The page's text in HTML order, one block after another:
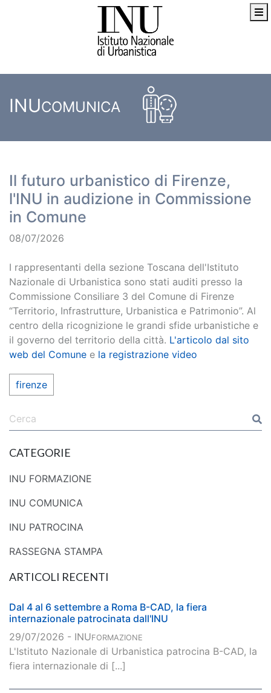
INUCOMUNICA
Il futuro urbanistico di Firenze,
l'INU in audizione in Commissione
in Comune
08/07/2026
I rappresentanti della sezione Toscana dell'Istituto
Nazionale di Urbanistica sono stati auditi presso la
Commissione Consiliare 3 del Comune di Firenze
“Territorio, Infrastrutture, Urbanistica e Patrimonio”. Al
centro della ricognizione le grandi sfide urbanistiche e
il governo del territorio della città. L'articolo dal sito
web del Comune e la registrazione video
firenze
CATEGORIE
INU FORMAZIONE
INU COMUNICA
INU PATROCINA
RASSEGNA STAMPA
ARTICOLI RECENTI
Dal 4 al 6 settembre a Roma B-CAD, la fiera
internazionale patrocinata dall'INU
29/07/2026 - INUFORMAZIONE
L'Istituto Nazionale di Urbanistica patrocina B-CAD, la
fiera internazionale di [...]